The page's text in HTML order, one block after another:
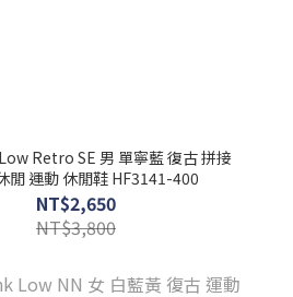
Retro SE 男 單寧藍 復古 拼接
閒 運動 休閒鞋 HF3141-400
NT$2,650
NT$3,800